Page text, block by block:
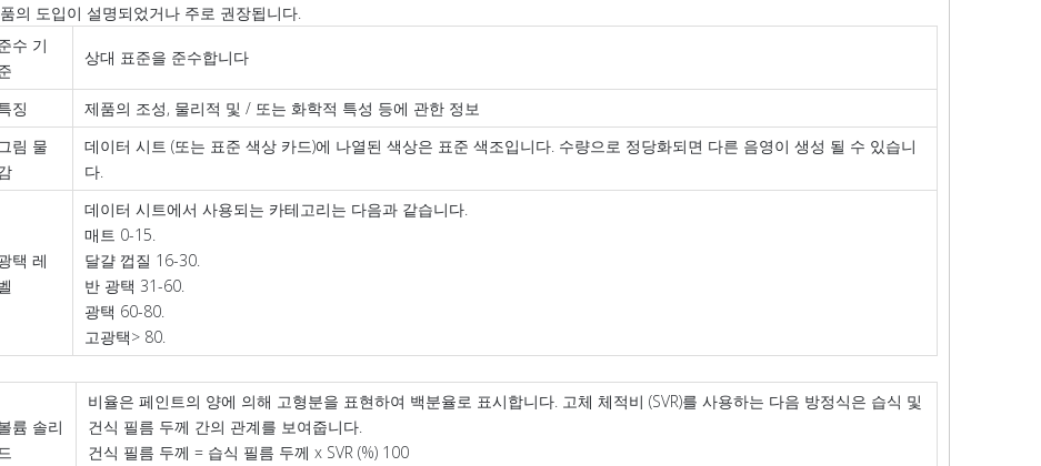
의 도입이 설명되었거나 주로 권장됩니다.
수 기
상대 표준을 준수합니다
징
제품의 조성, 물리적 및 / 또는 화학적 특성 등에 관한 정보
림 물
데이터 시트 (또는 표준 색상 카드)에 나열된 색상은 표준 색조입니다. 수량으로 정당화되면 다른 음영이 생성 될 수 있습니
다.
택 레
데이터 시트에서 사용되는 카테고리는 다음과 같습니다.
매트 0-15.
달걀 껍질 16-30.
반 광택 31-60.
광택 60-80.
고광택> 80.
륨 솔리
비율은 페인트의 양에 의해 고형분을 표현하여 백분율로 표시합니다. 고체 체적비 (SVR)를 사용하는 다음 방정식은 습식 및
건식 필름 두께 간의 관계를 보여줍니다.
건식 필름 두께 = 습식 필름 두께 x SVR (%) 100